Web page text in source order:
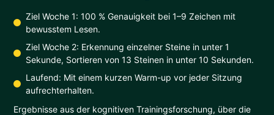
Ziel Woche 1: 100 % Genauigkeit bei 1–9 Zeichen mit
bewusstem Lesen.
Ziel Woche 2: Erkennung einzelner Steine in unter 1
Sekunde, Sortieren von 13 Steinen in unter 10 Sekunden.
Laufend: Mit einem kurzen Warm-up vor jeder Sitzung
aufrechterhalten.
Ergebnisse aus der kognitiven Trainingsforschung, über die